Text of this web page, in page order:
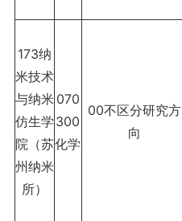
173纳
米技术
与纳米
仿生学
院（苏
州纳米
所）
070
300
化学
00不区分研究方
向